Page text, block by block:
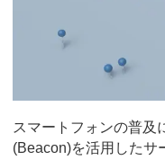
スマートフォンの普及
(Beacon)を活用したサ